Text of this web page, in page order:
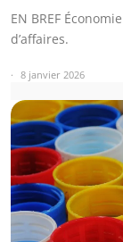
EN BREF
d’affaires.
8 janvier 2026